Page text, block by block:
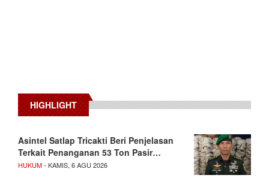
HIGHLIGHT
Asintel Satlap Tricakti Beri Penjelasan
Terkait Penanganan 53 Ton Pasir…
HUKUM- KAMIS, 6 AGU 2026